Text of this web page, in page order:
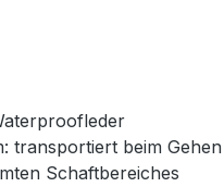
transportiert beim
Schaftbereiches